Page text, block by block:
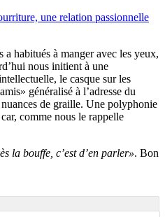
une relation passionnelle
habitués à manger avec les yeux,
nous initient à une
le casque sur les
généralisé à l’adresse du
de graille. Une polyphonie
comme nous le rappelle
la bouffe, c’est d’en parler». Bon